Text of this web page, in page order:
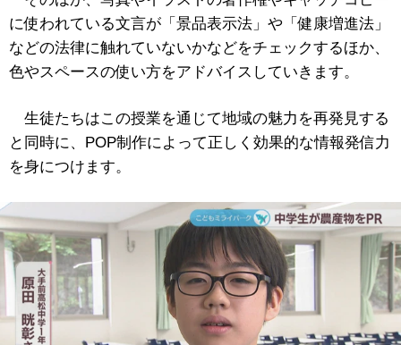
に使われている文言が「景品表示法」や「健康増進法」
などの法律に触れていないかなどをチェックするほか、
色やスペースの使い方をアドバイスしていきます。
生徒たちはこの授業を通じて地域の魅力を再発見する
と同時に、POP制作によって正しく効果的な情報発信力
を身につけます。